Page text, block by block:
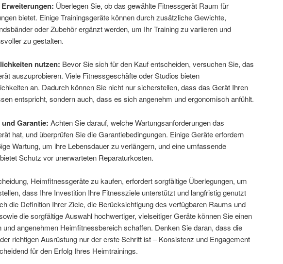
Überlegen Sie, ob das gewählte Fitnessgerät Raum für
bietet. Einige Trainingsgeräte können durch zusätzliche Gewichte,
oder Zubehör ergänzt werden, um Ihr Training zu variieren und
zu gestalten.
nutzen: Bevor Sie sich für den Kauf entscheiden, versuchen Sie, das
auszuprobieren. Viele Fitnessgeschäfte oder Studios bieten
an. Dadurch können Sie nicht nur sicherstellen, dass das Gerät Ihren
entspricht, sondern auch, dass es sich angenehm und ergonomisch anfühlt.
Garantie: Achten Sie darauf, welche Wartungsanforderungen das
hat, und überprüfen Sie die Garantiebedingungen. Einige Geräte erfordern
Wartung, um ihre Lebensdauer zu verlängern, und eine umfassende
Schutz vor unerwarteten Reparaturkosten.
Heimfitnessgeräte zu kaufen, erfordert sorgfältige Überlegungen, um
dass Ihre Investition Ihre Fitnessziele unterstützt und langfristig genutzt
die Definition Ihrer Ziele, die Berücksichtigung des verfügbaren Raums und
die sorgfältige Auswahl hochwertiger, vielseitiger Geräte können Sie einen
und angenehmen Heimfitnessbereich schaffen. Denken Sie daran, dass die
richtigen Ausrüstung nur der erste Schritt ist – Konsistenz und Engagement
für den Erfolg Ihres Heimtrainings.